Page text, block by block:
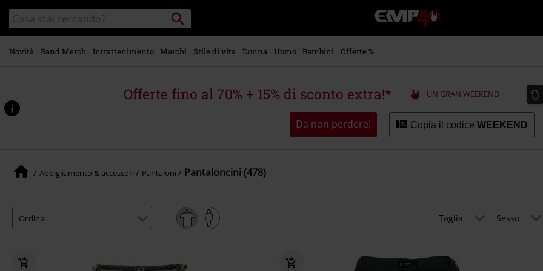
contenuto
principale
Cerca
nel
catalogo
Cerca
Punto
di
ritiro
EMP
-
Musica,
Videogame
-
Abbigliamento
Novità Band Merch Intrattenimento Marchi Stile di vita Donna Uomo Bambini Offerte %
Offerte fino al 70% + 15% di sconto extra!* UN GRAN WEEKEND 0
0
Da non perdere! Copia il codice WEEKEND
Abbigliamento & accessori Pantaloni Pantaloncini (478)
Taglia Sesso